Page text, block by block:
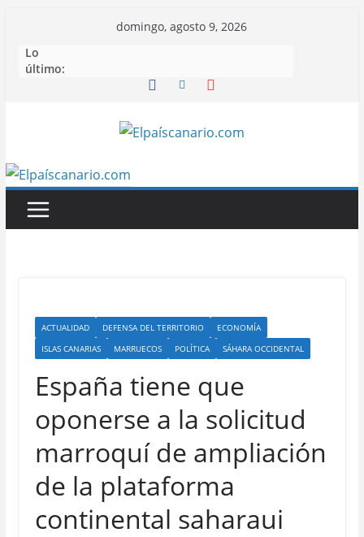
contenido
domingo, agosto 9, 2026
Lo
último:
ACTUALIDAD DEFENSA DEL TERRITORIO
ECONOMÍA
ISLAS CANARIAS
MARRUECOS POLÍTICA SÁHARA OCCIDENTAL
España tiene que
oponerse a la solicitud
marroquí de ampliación
de la plataforma
continental saharaui